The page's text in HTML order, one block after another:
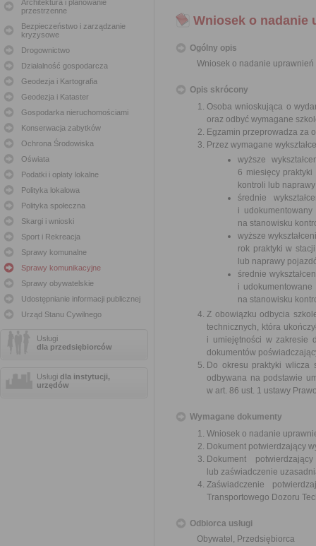
Architektura i planowanie
przestrzenne
Bezpieczeństwo i zarządzanie
kryzysowe
Drogownictwo
Działalność gospodarcza
Geodezja i Kartografia
Geodezja i Kataster
Gospodarka nieruchomościami
Konserwacja zabytków
Ochrona Środowiska
Oświata
Podatki i opłaty lokalne
Polityka lokalowa
Polityka społeczna
Skargi i wnioski
Sport i Rekreacja
Sprawy komunalne
Sprawy komunikacyjne
Sprawy obywatelskie
Udostępnianie informacji publicznej
Urząd Stanu Cywilnego
Usługi
dla przedsiębiorców
Usługi dla instytucji,
urzędów
Wniosek o nadanie
Ogólny opis
Wniosek o nadanie uprawnień
Opis skrócony
Osoba wnioskująca o
oraz odbyć wymagane
Egzamin przeprowadza za
Przez wymagane
wyższe
6 miesięcy
kontroli lub
średnie
i
na stanowisku
wyższe
rok praktyki w
lub naprawy
średnie
i
na stanowisku
Z obowiązku odbycia
technicznych, która
i umiejętności w zakresie
dokumentów
Do okresu praktyki wlicza
odbywana na podstawie
w art. 86 ust. 1 ustawy
Wymagane dokumenty
Wniosek o nadanie
Dokument potwierdzający
Dokument
lub zaświadczenie
Zaświadczenie
Transportowego Dozoru
Odbiorca usługi
Obywatel, Przedsiębiorca